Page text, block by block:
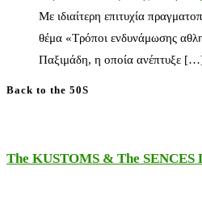
Με ιδιαίτερη επιτυχία
θέμα «Τρόποι ενδυνάμωσης
Παξιμάδη, η οποία ανέπτυξε
Back to the 50S
The KUSTOMS & The